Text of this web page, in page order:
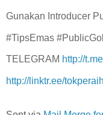
Gunakan Introducer
#TipsEmas
TELEGRAM http://
http://linktr.ee/